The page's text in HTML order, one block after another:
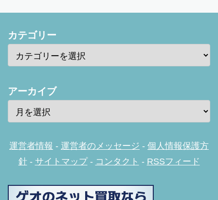
カテゴリー
アーカイブ
運営者情報 - 運営者のメッセージ - 個人情報保護方
針- サイトマップ- コンタクト - RSSフィード